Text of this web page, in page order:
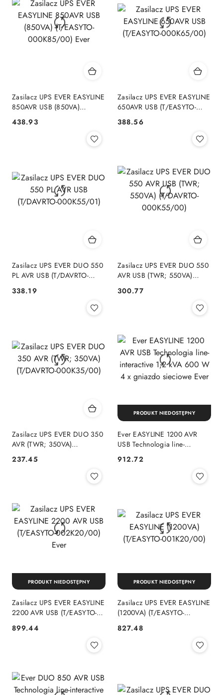
Zasilacz UPS EVER EASYLINE
850AVR USB (850VA)
Cena:
438.93
Zasilacz UPS EVER EASYLINE
650AVR USB (T/EASYTO-
Cena:
388.56
Zasilacz UPS EVER DUO 550
PL AVR USB (T/DAVRTO-
Cena:
338.19
Zasilacz UPS EVER DUO 550
AVR USB (TWR; 550VA)
Cena:
300.77
Zasilacz UPS EVER DUO 350
AVR (TWR; 350VA)
Cena:
237.45
Ever EASYLINE 1200 AVR
USB Technologia line-
gniazdo sieciowe Ever
Cena:
912.72
PRODUKT NIEDOSTĘPNY
Zasilacz UPS EVER EASYLINE
2200 AVR USB (T/EASYTO-
Cena:
899.44
PRODUKT NIEDOSTĘPNY
Zasilacz UPS EVER EASYLINE
(1200VA) (T/EASYTO-
Cena:
827.48
PRODUKT NIEDOSTĘPNY